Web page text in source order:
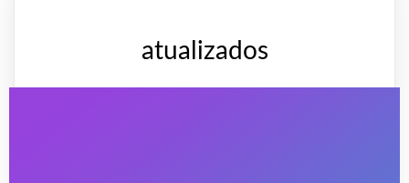
atualizados